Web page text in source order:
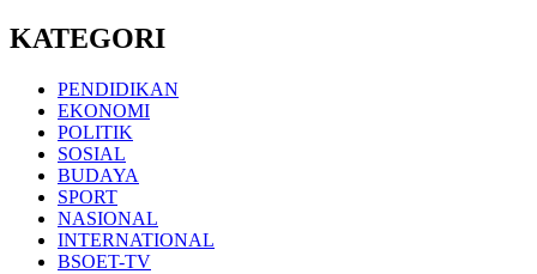
KATEGORI
PENDIDIKAN
EKONOMI
POLITIK
SOSIAL
BUDAYA
SPORT
NASIONAL
INTERNATIONAL
BSOET-TV